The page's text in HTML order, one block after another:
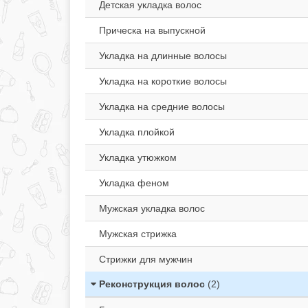
Детская укладка волос
Прическа на выпускной
Укладка на длинные волосы
Укладка на короткие волосы
Укладка на средние волосы
Укладка плойкой
Укладка утюжком
Укладка феном
Мужская укладка волос
Мужская стрижка
Стрижки для мужчин
Реконструкция волос (2)